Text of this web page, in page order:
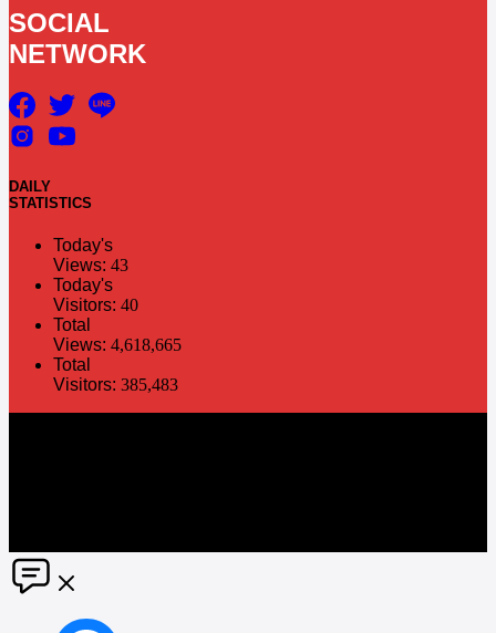
SOCIAL
NETWORK
DAILY
STATISTICS
Today's
Views: 43
Today's
Visitors: 40
Total
Views: 4,618,665
Total
Visitors: 385,483